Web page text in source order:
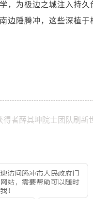
，为极边之城注入持
边陲腾冲，这些深植
得者薛其坤院士团队刷新